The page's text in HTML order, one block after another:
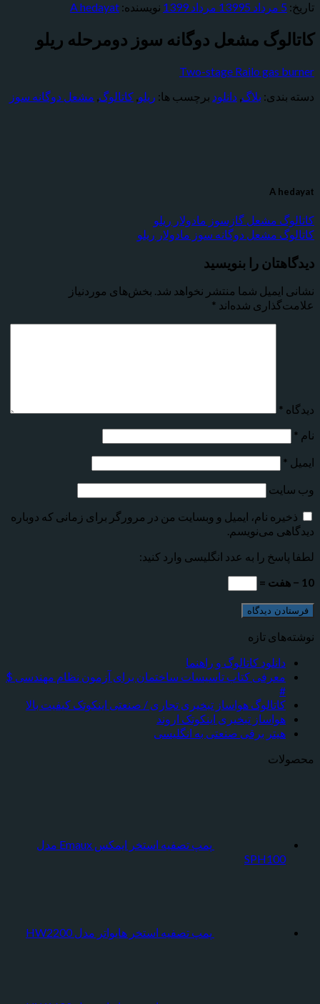
تاریخ: 5 مرداد 1399 5 مرداد 1399 نویسنده: A hedayat
کاتالوگ مشعل دوگانه سوز دومرحله ریلو
Two-stage Railo gas burner
دسته بندی: بلاگ دانلود برچسب ها: ریلو کاتالوگ مشعل دوگانه سوز
A hedayat
کاتالوگ مشعل گازسوز مادولار ریلو
کاتالوگ مشعل دوگانه سوز مادولار ریلو
دیدگاهتان را بنویسید
نشانی ایمیل شما منتشر نخواهد شد. بخش‌های موردنیاز
علامت‌گذاری شده‌اند *
دیدگاه *
نام *
ایمیل *
وب‌ سایت
ذخیره نام، ایمیل و وبسایت من در مرورگر برای زمانی که دوباره
دیدگاهی می‌نویسم.
لطفا پاسخ را به عدد انگلیسی وارد کنید:
10 − هفت =
نوشته‌های تازه
دانلود کاتالوگ و راهنما
معرفی کتاب تاسیسات ساختمان برای آزمون نظام مهندسی $
#
کاتالوگ هواساز تبخیری تجاری / صنعتی اینکوتک کیفیت بالا
هواساز تبخیری اینکوتک اروند
هیتر برقی صنعتی به انگلیسی
محصولات
پمپ تصفیه استخر ایمکس Emaux مدل
SPH100
پمپ تصفیه استخر هایواتر مدل HW2200